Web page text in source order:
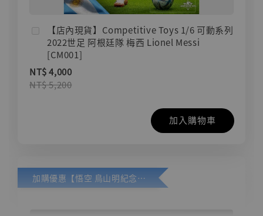
【店內現貨】Competitive Toys 1/6 可動系列
2022世足 阿根廷隊 梅西 Lionel Messi
[CM001]
NT$ 4,000
NT$ 5,200
加入購物車
加購優惠【悟空 鳥山明紀念款 [奇蹟工作室]】